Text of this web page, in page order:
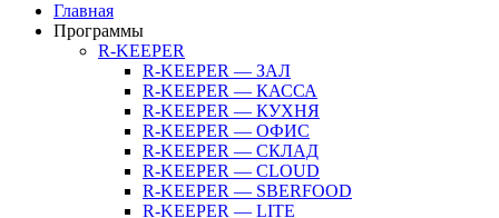
Главная
Программы
R-KEEPER
R-KEEPER — ЗАЛ
R-KEEPER — КАССА
R-KEEPER — КУХНЯ
R-KEEPER — ОФИС
R-KEEPER — СКЛАД
R-KEEPER — CLOUD
R-KEEPER — SBERFOOD
R-KEEPER — LITE